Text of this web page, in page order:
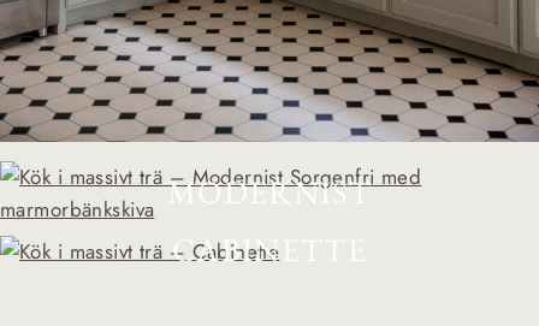
MODERNIST
CABINETTE